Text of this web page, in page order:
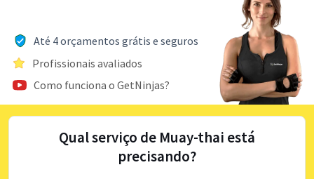
Até 4 orçamentos grátis e seguros
Profissionais avaliados
Como funciona o GetNinjas?
Qual serviço de Muay-thai está
precisando?